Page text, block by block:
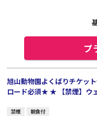
プ
旭山動物園よくばりチケッ
ロード必須★ ★ 【禁煙】ウ
禁煙 朝食付